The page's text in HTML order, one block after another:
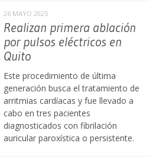
26 MAYO 2025
Realizan primera ablación
por pulsos eléctricos en
Quito
Este procedimiento de última
generación busca el tratamiento de
arritmias cardíacas y fue llevado a
cabo en tres pacientes
diagnosticados con fibrilación
auricular paroxística o persistente.